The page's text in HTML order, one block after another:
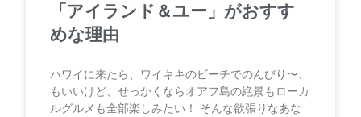
「アイランド＆ユー」がおすす
めな理由
ハワイに来たら、ワイキキのビーチでのんびり〜、
もいいけど、せっかくならオアフ島の絶景もローカ
ルグルメも全部楽しみたい！ そんな欲張りなあな